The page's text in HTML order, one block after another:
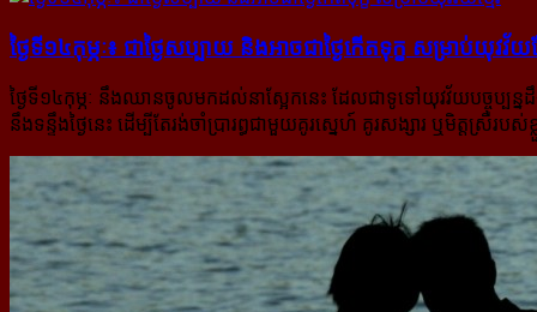
ថ្ងៃទី១៤កុម្ភៈ៖ ជាថ្ងៃ​សប្បាយ និង​អាច​ជា​ថ្ងៃ​​កើត​ទុក្ខ សម្រាប់​យុវវ័យ​ខ្
ថ្ងៃទី១៤កុម្ភៈ នឹងឈានចូលមកដល់នាស្អែកនេះ ដែលជាទូទៅយុវវ័យបច្ចុប្បន្
នឹង​ទន្ទឹងថ្ងៃនេះ ដើម្បីតែរង់ចាំប្រារព្ធជាមួយគូរស្នេហ៍ គូរសង្សារ ឬមិត្តស្រីរបស់